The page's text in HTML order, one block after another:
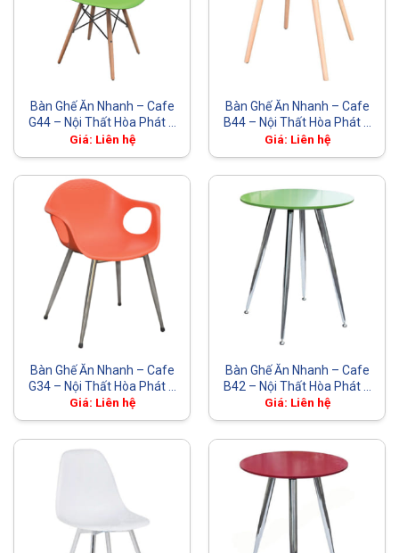
Bàn Ghế Ăn Nhanh – Cafe
G44 – Nội Thất Hòa Phát –
The One
Giá: Liên hệ
Bàn Ghế Ăn Nhanh – Cafe
B44 – Nội Thất Hòa Phát –
The One
Giá: Liên hệ
Bàn Ghế Ăn Nhanh – Cafe
G34 – Nội Thất Hòa Phát –
The One
Giá: Liên hệ
Bàn Ghế Ăn Nhanh – Cafe
B42 – Nội Thất Hòa Phát –
The One
Giá: Liên hệ